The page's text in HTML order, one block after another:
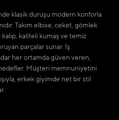
klasik duruşu modern konforla
Takım elbise, ceket, gömlek
kaliteli kumaş ve temiz
parçalar sunar. İş
her ortamda güven veren,
hedefler. Müşteri memnuniyetini
erkek giyimde net bir stil